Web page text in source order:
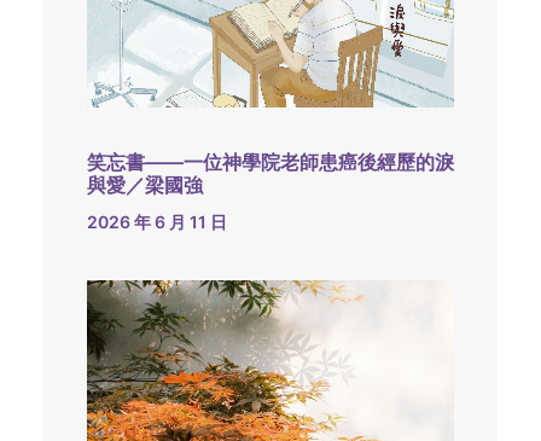
笑忘書——一位神學院老師患癌後經歷的淚
與愛／梁國強
2026 年 6 月 11 日